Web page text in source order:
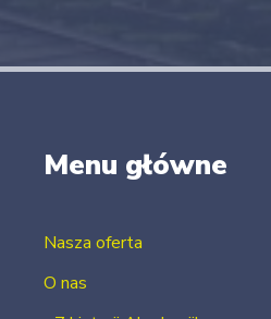
Menu główne
Nasza oferta
O nas